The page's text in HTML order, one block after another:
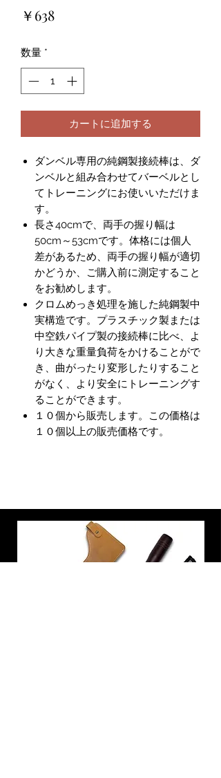
￥638価
数量 *
カートに追加する
ダンベル専用の純鋼製接続棒は、ダ
ンベルと組み合わせてバーベルとし
てトレーニングにお使いいただけま
す。
長さ40cmで、両手の握り幅は
50cm～53cmです。体格には個人
差があるため、両手の握り幅が適切
かどうか、ご購入前に測定すること
をお勧めします。
クロムめっき処理を施した純鋼製中
実構造です。プラスチック製または
中空鉄パイプ製の接続棒に比べ、よ
り大きな重量負荷をかけることがで
き、曲がったり変形したりすること
がなく、より安全にトレーニングす
ることができます。
１０個から販売します。この価格は
１０個以上の販売価格です。